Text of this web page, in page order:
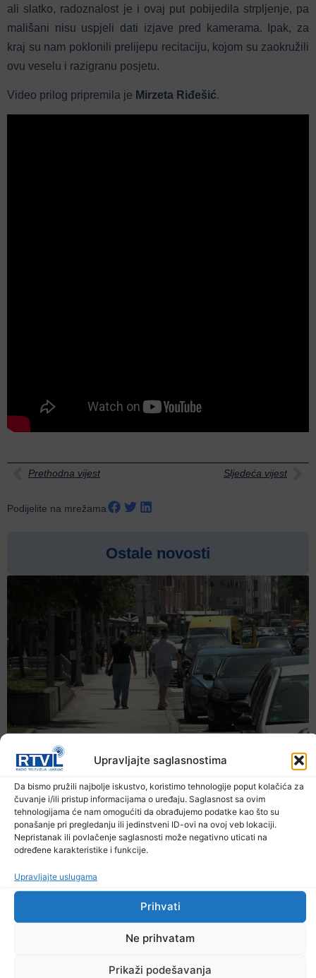
Upravljajte saglasnostima
Da bismo pružili najbolje iskustvo, koristimo tehnologije poput kolačića za
čuvanje i/ili pristup informacijama o uređaju. Saglasnost sa ovim
tehnologijama će nam omogućiti da obrađujemo podatke kao što su
ponašanje pri pregledanju ili jedinstveni ID-ovi na ovoj veb lokaciji.
Nepristanak ili povlačenje saglasnosti može negativno uticati na
određene karakteristike i funkcije.
Upravljajte uslugama
Prihvati
Ne prihvatam
Prikaži podešavanja
ali slatko, radoznalost je i ovaj put pobijedila strpljenje, pa
mališani nisu uspjeli dati izjave pred kamerama. Ipak, za
kraj su nam poklonili prelijepu recitaciju, kojom su zaokružili
ovu veselu i razigranu posjetu.
Video prilog pripremila je Mirzeta Riđešić.
Prethodna vijest Sljedeća vijest
Podijelite na mrežama
Ostale novosti
Šta jesti i piti tokom ljetnih vrućina